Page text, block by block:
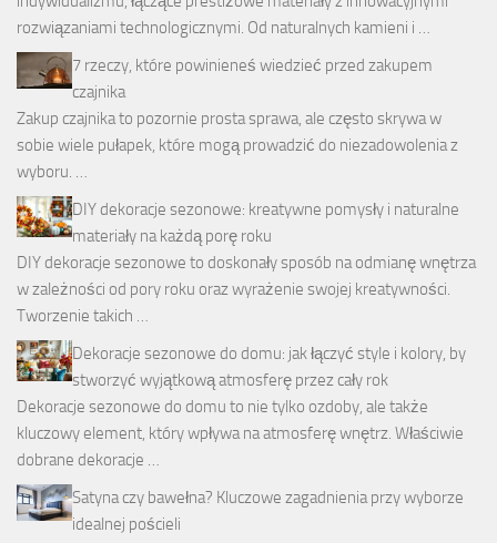
rozwiązaniami technologicznymi. Od naturalnych kamieni i …
7 rzeczy, które powinieneś wiedzieć przed zakupem
czajnika
Zakup czajnika to pozornie prosta sprawa, ale często skrywa w
sobie wiele pułapek, które mogą prowadzić do niezadowolenia z
wyboru. …
DIY dekoracje sezonowe: kreatywne pomysły i naturalne
materiały na każdą porę roku
DIY dekoracje sezonowe to doskonały sposób na odmianę wnętrza
w zależności od pory roku oraz wyrażenie swojej kreatywności.
Tworzenie takich …
Dekoracje sezonowe do domu: jak łączyć style i kolory, by
stworzyć wyjątkową atmosferę przez cały rok
Dekoracje sezonowe do domu to nie tylko ozdoby, ale także
kluczowy element, który wpływa na atmosferę wnętrz. Właściwie
dobrane dekoracje …
Satyna czy bawełna? Kluczowe zagadnienia przy wyborze
idealnej pościeli